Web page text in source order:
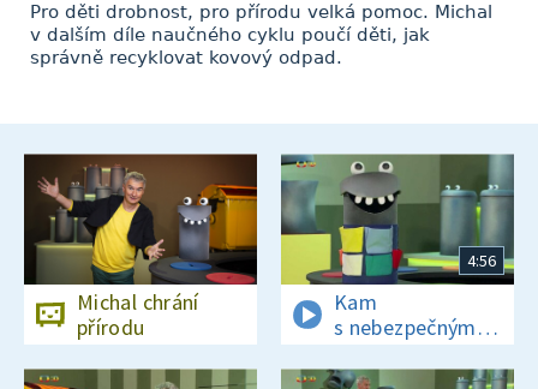
Pro děti drobnost, pro přírodu velká pomoc. Michal
v dalším díle naučného cyklu poučí děti, jak
správně recyklovat kovový odpad.
Michal chrání
přírodu
4:56
Kam
s nebezpečným
odpadem?